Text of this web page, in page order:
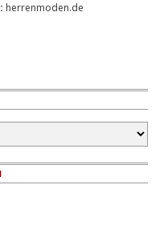
herrenmoden.de